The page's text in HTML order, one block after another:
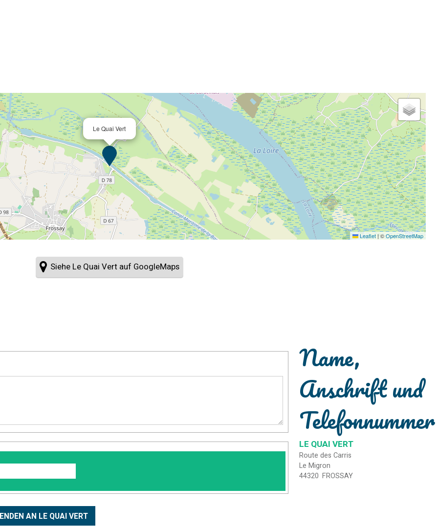
Le Quai Vert
Leaflet|©OpenStreetMap
Siehe Le Quai Vert auf GoogleMaps
Name,
Anschrift und
Telefonnummer
LE QUAI VERT
Route des Carris
Le Migron
44320 FROSSAY